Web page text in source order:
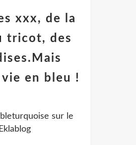
xxx, de la
tricot, des
en bleu !
sur le